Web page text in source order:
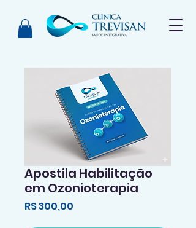
Apostila Habilitação
em Ozonioterapia
R$ 300,00